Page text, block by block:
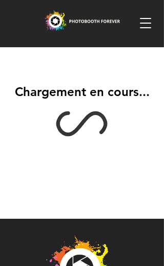
Chargement en cours...